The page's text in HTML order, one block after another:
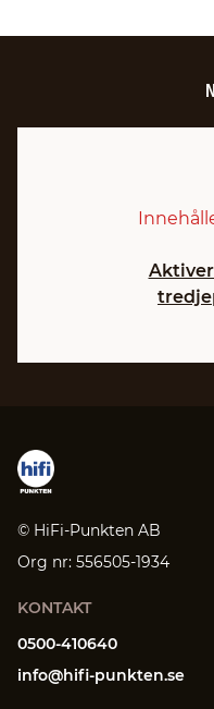
© HiFi-Punkten AB
Org nr: 556505-1934
KONTAKT
0500-410640
info@hifi-punkten.se